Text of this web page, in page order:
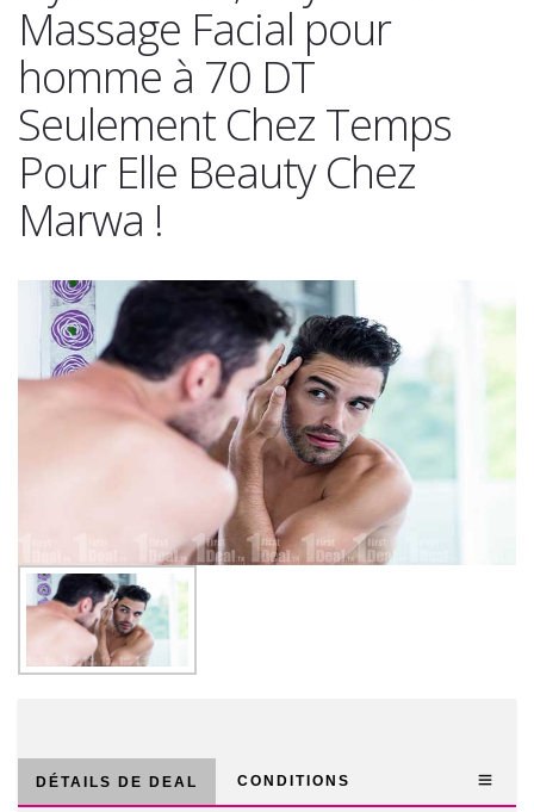
Massage Facial pour
homme à 70 DT
Seulement Chez Temps
Pour Elle Beauty Chez
Marwa !
DÉTAILS DE DEAL CONDITIONS